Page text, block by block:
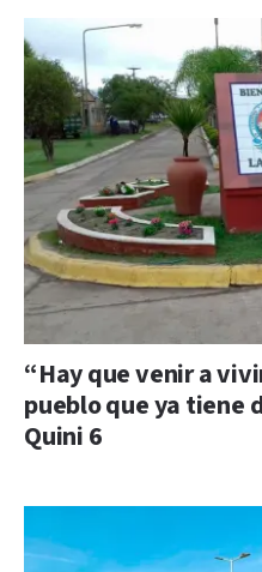
“Hay que venir a
pueblo que ya tiene
Quini 6